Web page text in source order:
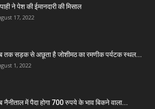
ने पेश की ईमानदारी की मिसाल
17, 2022
तक सड़क से अछूता है जोशीमठ का रमणीक पर्यटक स्थल...
1, 2022
नैनीताल में पैदा होगा 700 रुपये के भाव बिकने वाला...